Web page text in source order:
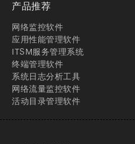
产品推荐
网络监控软件
应用性能管理软件
ITSM服务管理系统
终端管理软件
系统日志分析工具
网络流量监控软件
活动目录管理软件